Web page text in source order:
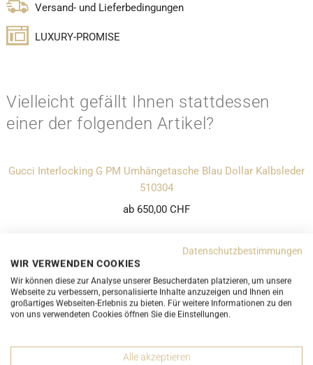
Versand- und Lieferbedingungen
LUXURY-PROMISE
Vielleicht gefällt Ihnen stattdessen
einer der folgenden Artikel?
Gucci Interlocking G PM Umhängetasche Blau Dollar Kalbsleder
510304
ab 650,00 CHF
Datenschutzbestimmungen
WIR VERWENDEN COOKIES
Wir können diese zur Analyse unserer Besucherdaten platzieren, um unsere
Webseite zu verbessern, personalisierte Inhalte anzuzeigen und Ihnen ein
großartiges Webseiten-Erlebnis zu bieten. Für weitere Informationen zu den
von uns verwendeten Cookies öffnen Sie die Einstellungen.
Alle akzeptieren